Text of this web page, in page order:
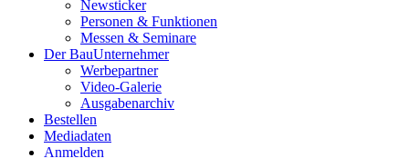
Newsticker
Personen & Funktionen
Messen & Seminare
Der BauUnternehmer
Werbepartner
Video-Galerie
Ausgabenarchiv
Bestellen
Mediadaten
Anmelden